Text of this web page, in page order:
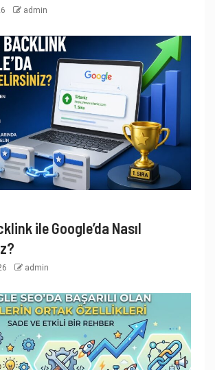
admin
ile Google’da Nasıl
admin